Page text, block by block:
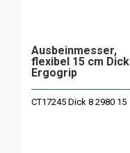
Ausbeinmesser,
flexibel 15 cm Dick
Ergogrip
CT17245 Dick 8 2980 15